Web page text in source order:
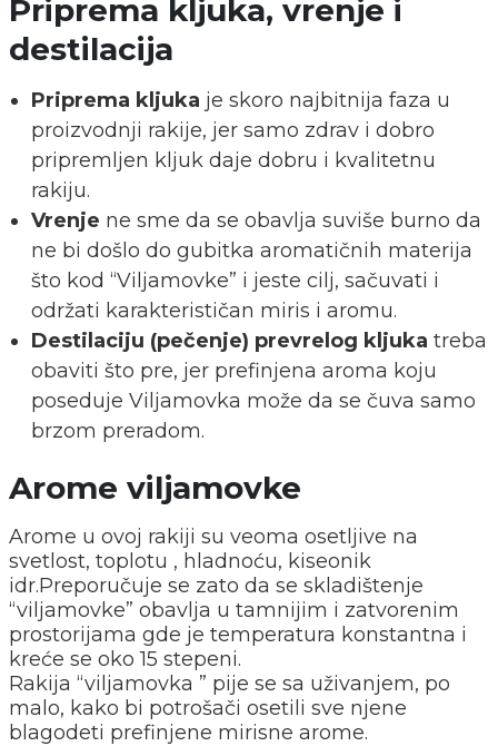
Priprema kljuka, vrenje i
destilacija
Priprema kljuka je skoro najbitnija faza u
proizvodnji rakije, jer samo zdrav i dobro
pripremljen kljuk daje dobru i kvalitetnu
rakiju.
Vrenje ne sme da se obavlja suviše burno da
ne bi došlo do gubitka aromatičnih materija
što kod “Viljamovke” i jeste cilj, sačuvati i
održati karakterističan miris i aromu.
Destilaciju (pečenje) prevrelog kljuka treba
obaviti što pre, jer prefinjena aroma koju
poseduje Viljamovka može da se čuva samo
brzom preradom.
Arome viljamovke
Arome u ovoj rakiji su veoma osetljive na
svetlost, toplotu , hladnoću, kiseonik
idr.Preporučuje se zato da se skladištenje
“viljamovke” obavlja u tamnijim i zatvorenim
prostorijama gde je temperatura konstantna i
kreće se oko 15 stepeni.
Rakija “viljamovka ” pije se sa uživanjem, po
malo, kako bi potrošači osetili sve njene
blagodeti prefinjene mirisne arome.